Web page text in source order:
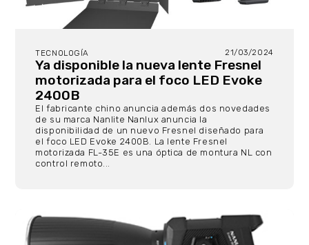
TECNOLOGÍA 21/03/2024
Ya disponible la nueva lente Fresnel
motorizada para el foco LED Evoke
2400B
El fabricante chino anuncia además dos novedades
de su marca Nanlite Nanlux anuncia la
disponibilidad de un nuevo Fresnel diseñado para
el foco LED Evoke 2400B. La lente Fresnel
motorizada FL-35E es una óptica de montura NL con
control remoto...